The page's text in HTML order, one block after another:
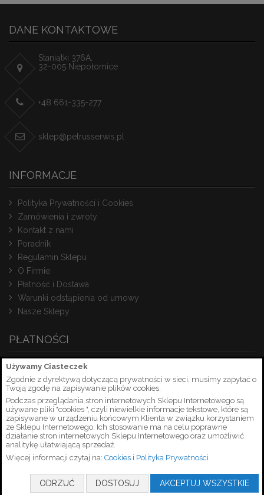
Używamy Ciasteczek
Zgodnie z dyrektywą dotyczącą prywatności w sieci, musimy zapytać o
Twoją zgodę na zapisywanie plików cookies.
Podczas przeglądania stron internetowych Sklepu Internetowego są
używane pliki "cookies ", czyli niewielkie informacje tekstowe, które są
zapisywane w urządzeniu końcowym Klienta w związku korzystaniem
ze Sklepu Internetowego. Ich stosowanie ma na celu poprawne
działanie stron internetowych Sklepu Internetowego oraz umożliwić
analitykę ułatwiającą sprzedaż.
Więcej informacji czytaj na: Cookies i Polityka Prywatności
ODRZUĆ DOSTOSUJ AKCEPTUJ WSZYSTKIE
DANE KONTAKTOWE
Staniątki 376A,
32-005 Niepołomice
+48 661-335-277
sklep@petrusserwis.pl
INFORMACJE
Polityka Prywatności i Cookies
Zamówienia i zwroty
Kontakt z nami
Poradnik
Regulamin Sklepu
O Firmie
Płatność i Dostawa
Warunki odstąpienia od umowy
Nasze Sklepy
PŁATNOŚCI
Copyright © 2026 PetrusSerwis.pl